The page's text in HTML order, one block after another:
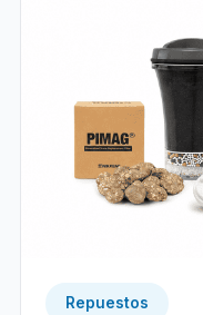
Repuestos